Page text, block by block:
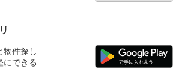
物件探し
にできる